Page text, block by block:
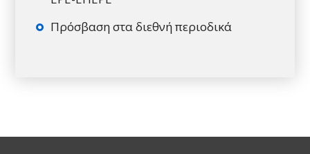
Πρόσβαση στα διεθνή περιοδικά